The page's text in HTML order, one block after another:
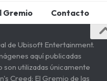
Gremio Contacto
de Ubisoft Entertainment.
aquí publicadas
utilizadas únicamente
Creed: El Gremio de las